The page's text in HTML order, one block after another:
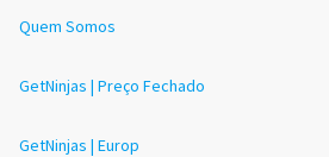
Quem Somos
GetNinjas | Preço Fechado
GetNinjas | Europ